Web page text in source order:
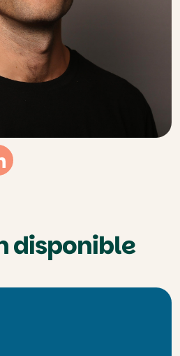
disponible